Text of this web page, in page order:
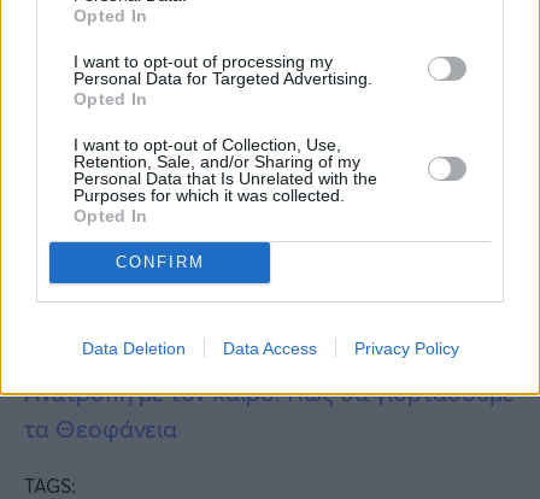
Opted In
I want to opt-out of processing my
Personal Data for Targeted Advertising.
Opted In
I want to opt-out of Collection, Use,
Retention, Sale, and/or Sharing of my
Personal Data that Is Unrelated with the
Purposes for which it was collected.
Opted In
CONFIRM
Data Deletion Data Access Privacy Policy
Περισσότερες
Κώστας Σημίτης: Τετραήμερο εθνικό πένθος
για τον θάνατό του – Δημοσία δαπάνη η
κηδεία του
Έρχονται εκπλήξεις: Τα 3 πιο τυχερά ζώδια
Ανατροπή με τον καιρό: Πώς θα γιορτάσουμε
τα Θεοφάνεια
TAGS: